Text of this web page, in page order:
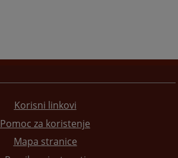
Korisni linkovi
Pomoc za koristenje
Mapa stranice